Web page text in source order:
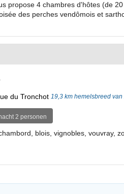
propose 4 chambres d'hôtes (de
des perches vendômois et
du Tronchot 19,3 km hemelsbreed
2 personen
blois, vignobles, vouvray,